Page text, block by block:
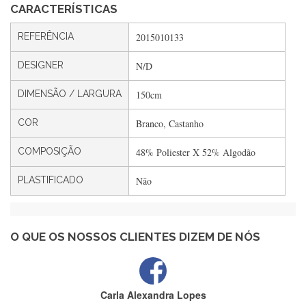
CARACTERÍSTICAS
REFERÊNCIA 2015010133
DESIGNER N/D
DIMENSÃO / LARGURA 150cm
COR Branco, Castanho
COMPOSIÇÃO 48% Poliester X 52% Algodão
PLASTIFICADO Não
O QUE OS NOSSOS CLIENTES DIZEM DE NÓS
Silvia André
Gostei ,Serviço bastante rápido. recomendo
Filipa Freire
Rápido, atendimento 5*. Hoje chegará a segunda encomenda
feita de muitas certamente❤️
estrelas
Carla Alexandra Lopes